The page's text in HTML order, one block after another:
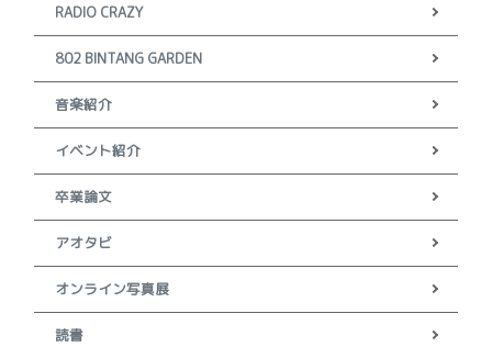
RADIO CRAZY
802 BINTANG GARDEN
音楽紹介
イベント紹介
卒業論文
アオタビ
オンライン写真展
読書